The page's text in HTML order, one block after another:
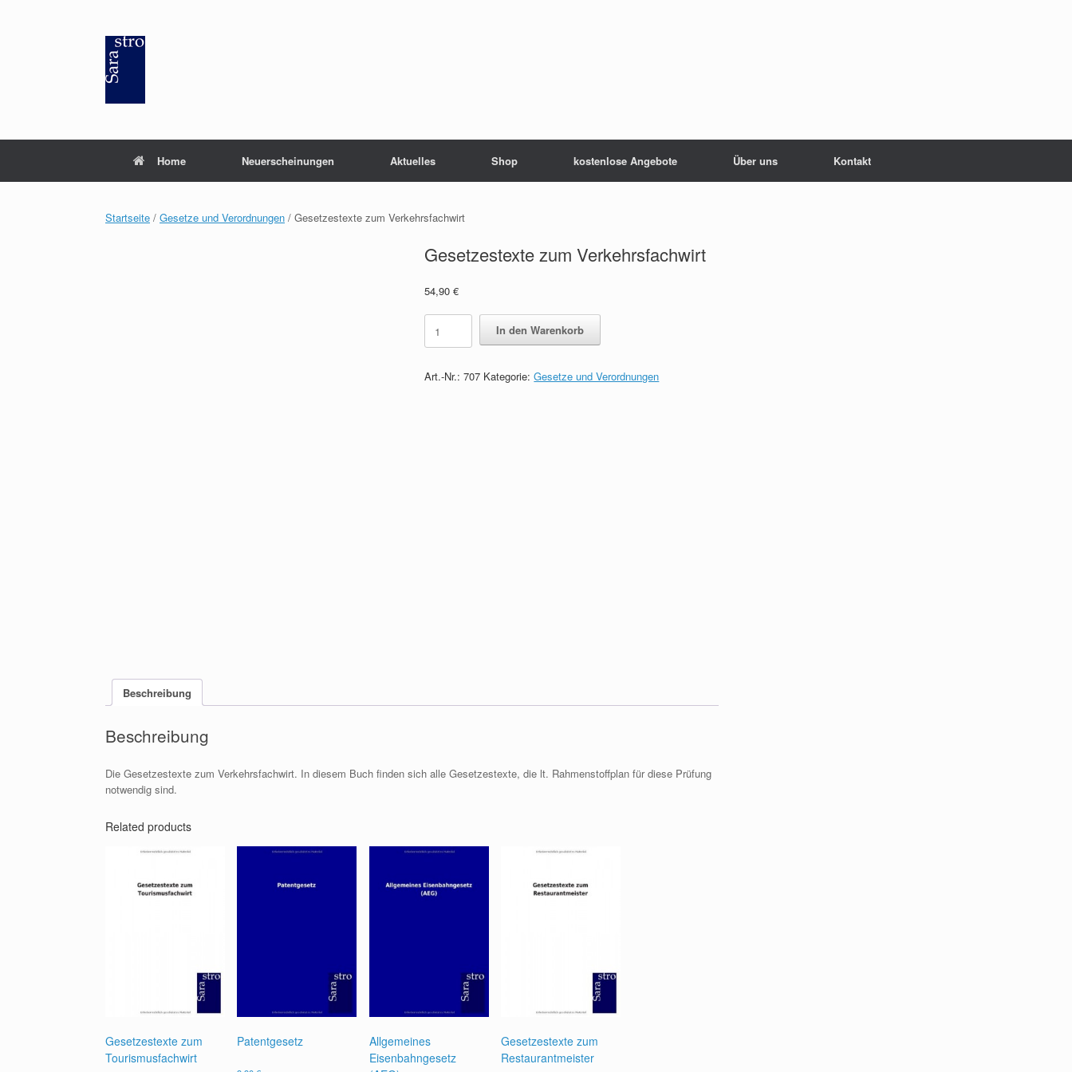
Home Neuerscheinungen Aktuelles Shop kostenlose Angebote Über uns Kontakt
Startseite / Gesetze und Verordnungen / Gesetzestexte zum Verkehrsfachwirt
Gesetzestexte zum Verkehrsfachwirt
54,90€
Gesetzestexte
zum
Verkehrsfachwirt
In den Warenkorb
Art.-Nr.:707 Kategorie:Gesetze und Verordnungen
Beschreibung
Beschreibung
Die Gesetzestexte zum Verkehrsfachwirt. In diesem Buch finden sich alle Gesetzestexte, die lt. Rahmenstoffplan für diese Prüfung
notwendig sind.
Related products
Gesetzestexte zum
Tourismusfachwirt
Patentgesetz
Allgemeines
Eisenbahngesetz
Gesetzestexte zum
Restaurantmeister